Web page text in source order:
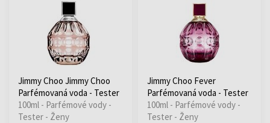
Jimmy Choo Jimmy Choo
Parfémovaná voda - Tester
100ml - Parfémové vody -
Tester - Ženy
Jimmy Choo Fever
Parfémovaná voda - Tester
100ml - Parfémové vody -
Tester - Ženy